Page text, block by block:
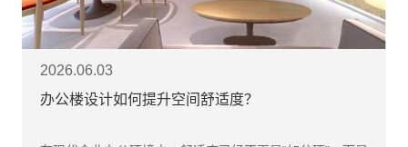
2026.06.03
办公楼设计如何提升空间舒适度？